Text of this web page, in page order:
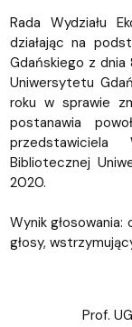
Rada Wydziału
działając na
Gdańskiego z
Uniwersytetu
roku w sprawie
postanawia
przedstawiciela
Bibliotecznej
2020.
Wynik głosowania:
głosy,
Prof.